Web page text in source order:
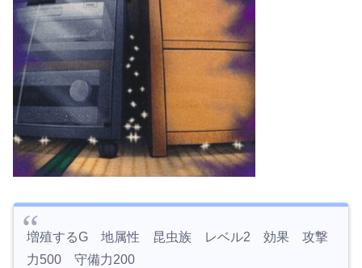
増殖するG 地属性 昆虫族 レベル2 効果 攻撃
力500 守備力200